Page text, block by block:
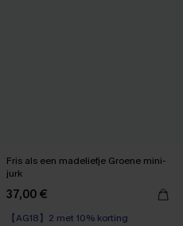
Fris als een madeliefje Groene mini-
jurk
37,00 €
【AG18】2 met 10% korting